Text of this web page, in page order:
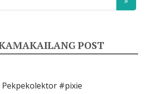
POST
Pekpekolektor #pixie